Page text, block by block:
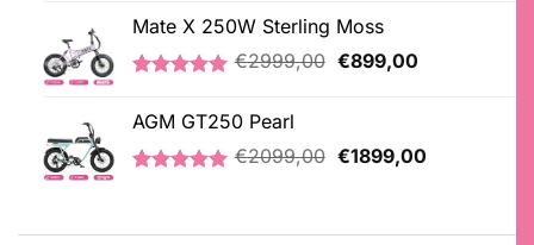
gebaseerd
op
klantbeoordeling
€4549,00.
Mate X 250W Sterling Moss
5.00 op 5
gebaseerd
op
klantbeoordelingen
€2999,00 Oorspronkelijke
€899,00Huidige
AGM GT250 Pearl
€2099,00 Oorspronkelijke
€1899,00Huidige